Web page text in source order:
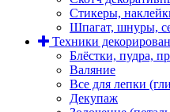
Стикеры,
Шпагат, шнуры,
Техники
Блёстки, пудра,
Валяние
Все для лепки
Декупаж